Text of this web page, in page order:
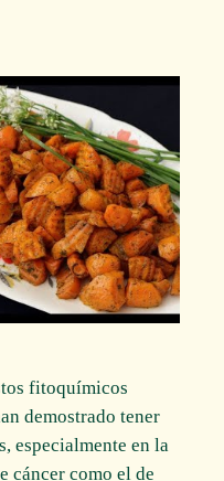
fitoquímicos
demostrado tener
especialmente en la
cáncer como el de